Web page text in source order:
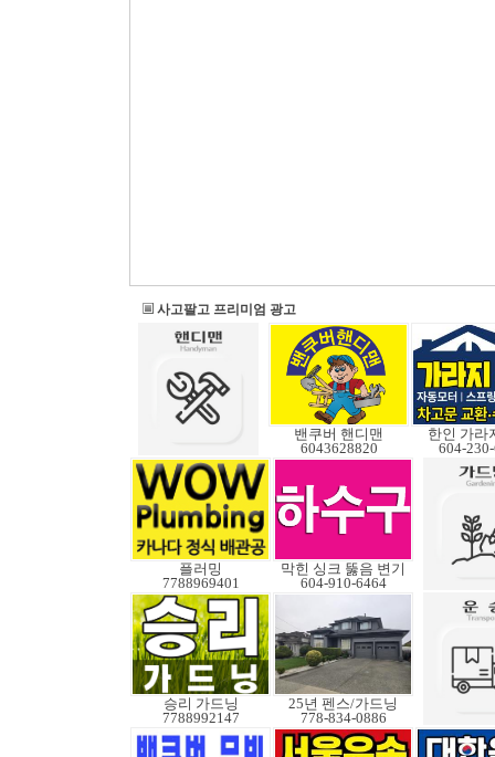
사고팔고 프리미엄 광고
밴쿠버 핸디맨
6043628820
한인 가라
604-
플러밍
7788969401
막힌 싱크 뚫음 변기
604-910-6464
승리 가드닝
7788992147
25년 펜스/가드닝
778-834-0886